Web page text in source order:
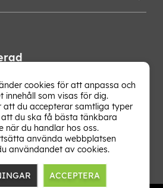
hetaste erbjudandena och
i din mejlkorg. Signa upp på
cookies för att anpassa och
innehåll som visas för dig.
att du accepterar samtliga typer
du ska få bästa tänkbara
när du handlar hos oss.
använda webbplatsen
användandet av cookies.
ACCEPTERA